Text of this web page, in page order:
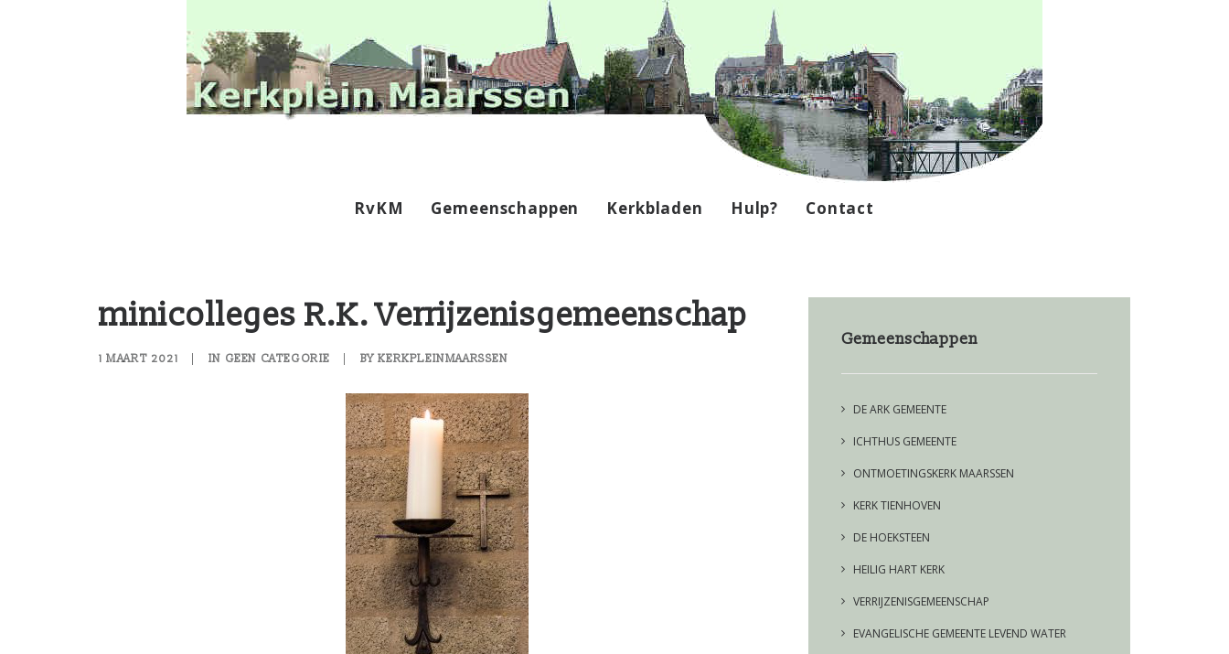
RvKM Gemeenschappen Kerkbladen Hulp? Contact
minicolleges R.K. Verrijzenisgemeenschap
1 MAART 2021 IN GEEN CATEGORIE BYKERKPLEINMAARSSEN
Gemeenschappen
DE ARK GEMEENTE
ICHTHUS GEMEENTE
ONTMOETINGSKERK MAARSSEN
KERK TIENHOVEN
DE HOEKSTEEN
HEILIG HART KERK
VERRIJZENISGEMEENSCHAP
EVANGELISCHE GEMEENTE LEVEND WATER